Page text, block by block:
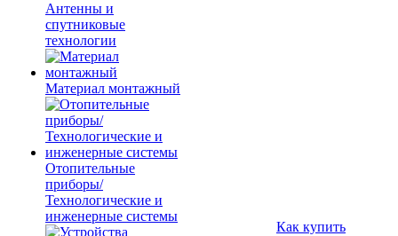
Антенны и
спутниковые
технологии
Материал монтажный
Отопительные
приборы/
Технологические и
инженерные системы
Как купить